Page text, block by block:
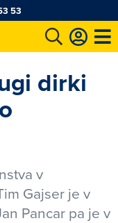
53
dirki
v
Gajser je v
Pancar pa je v